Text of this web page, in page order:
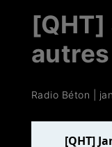
Radio Béton